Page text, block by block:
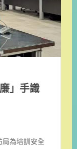
」手識
局為培訓安全